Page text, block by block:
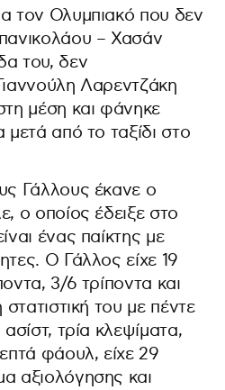
τον Ολυμπιακό που δεν
– Χασάν
του, δεν
Λαρεντζάκη
μέση και φάνηκε
μετά από το ταξίδι στο
Γάλλους έκανε ο
ο οποίος έδειξε στο
ένας παίκτης με
Ο Γάλλος είχε 19
3/6 τρίποντα και
του με πέντε
τρία κλεψίματα,
φάουλ, είχε 29
αξιολόγησης και